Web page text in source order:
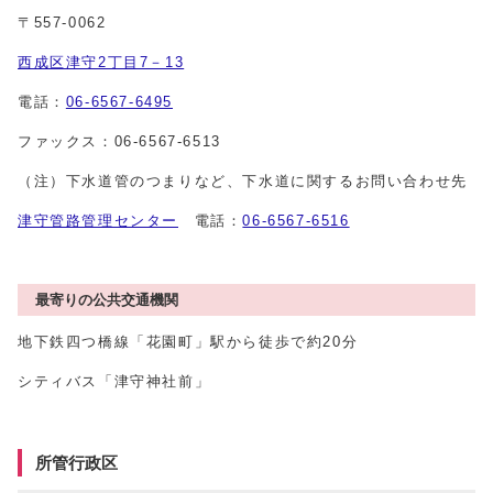
〒557-0062
西成区津守2丁目7－13
電話： 06-6567-6495
ファックス：06-6567-6513
（注）下水道管のつまりなど、下水道に関するお問い合わせ先
津守管路管理センター 電話：06-6567-6516
最寄りの公共交通機関
地下鉄四つ橋線「花園町」駅から徒歩で約20分
シティバス「津守神社前」
所管行政区